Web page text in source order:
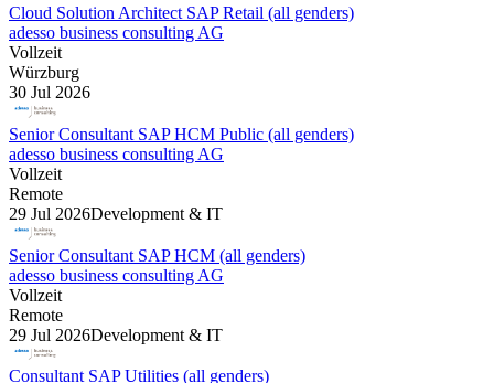
Cloud Solution Architect SAP Retail (all genders)
adesso business consulting AG
Vollzeit
Würzburg
30 Jul 2026
Senior Consultant SAP HCM Public (all genders)
adesso business consulting AG
Vollzeit
Remote
29 Jul 2026Development & IT
Senior Consultant SAP HCM (all genders)
adesso business consulting AG
Vollzeit
Remote
29 Jul 2026Development & IT
Consultant SAP Utilities (all genders)